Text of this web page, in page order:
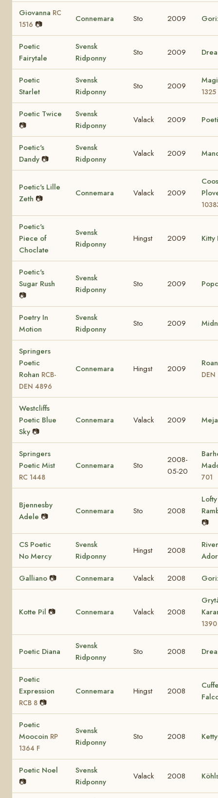
Giovanna RC
1516 📷
Connemara Sto 2009
Poetic
Fairytale
Svensk
Ridponny
Sto 2009
Poetic
Starlet
Svensk
Ridponny
Sto 2009
1325
Poetic Twice
📷
Svensk
Ridponny
Valack 2009
Poetic's
Dandy 📷
Svensk
Ridponny
Valack 2009
Poetic's Lille
Zeth 📷
Connemara Valack 2009
Poetic's
Piece of
Choclate
Svensk
Ridponny
Hingst 2009 Kitty
Poetic's
Sugar Rush
📷
Svensk
Ridponny
Sto 2009
Poetry In
Motion
Svensk
Ridponny
Sto 2009
Springers
Poetic
Rohan RCB-
DEN 4896
Connemara Hingst 2009
Westcliffs
Poetic Blue
Sky 📷
Connemara Valack 2009
Springers
Poetic Mist
RC 1448
Connemara Sto
2008-
05-20
701
Bjennesby
Adele 📷
Connemara Sto 2008
📷
CS Poetic
No Mercy
Svensk
Ridponny
Hingst 2008
Galliano 📷 Connemara Valack 2008
Kotte Pil 📷 Connemara Valack 2008
1390
Poetic Diana
Svensk
Ridponny
Sto 2008
Poetic
Expression
RCB 8 📷
Connemara Hingst 2008
Poetic
Moocoin RP
1364 F
Svensk
Ridponny
Sto 2008 Ketty
Poetic Noel
📷
Svensk
Ridponny
Valack 2008